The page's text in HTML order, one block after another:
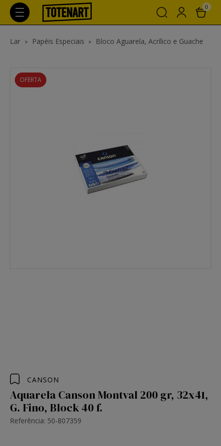
0
Lar Papéis Especiais Bloco Aguarela, Acrílico e Guache
OFERTA
CANSON
Aquarela Canson Montval 200 gr, 32x41,
G. Fino, Block 40 f.
Referência: 50-807359